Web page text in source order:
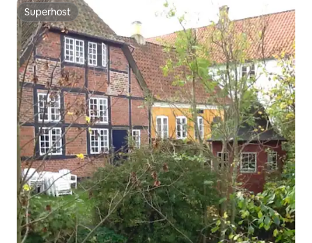
Superhost
Superhost